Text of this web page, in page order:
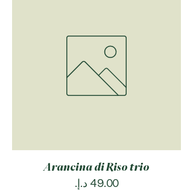
Arancina di Riso trio
السعر‏49.00 د.إ.‏